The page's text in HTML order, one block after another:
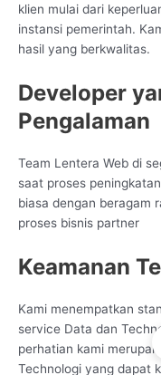
klien mulai dari
instansi pemerintah.
hasil yang berkwalitas.
Developer
Pengalaman
Team Lentera Web di
saat proses
biasa dengan beragam
proses bisnis partner
Keamanan
Kami menempatkan
service Data dan
perhatian kami
Technologi yang dapat